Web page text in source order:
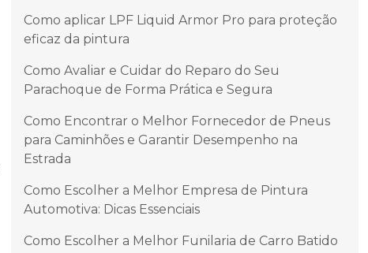
Como aplicar LPF Liquid Armor Pro para proteção
eficaz da pintura
Como Avaliar e Cuidar do Reparo do Seu
Parachoque de Forma Prática e Segura
Como Encontrar o Melhor Fornecedor de Pneus
para Caminhões e Garantir Desempenho na
Estrada
Como Escolher a Melhor Empresa de Pintura
Automotiva: Dicas Essenciais
Como Escolher a Melhor Funilaria de Carro Batido